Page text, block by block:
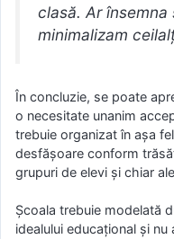
clasă. Ar însemna
minimalizam
În concluzie, se poate
o necesitate unanim
trebuie organizat în aşa
desfăşoare conform
grupuri de elevi şi chiar
Şcoala trebuie modelată
idealului educaţional şi